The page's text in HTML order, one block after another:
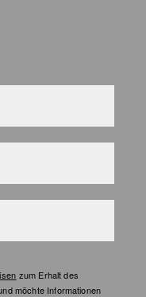
zum Erhalt des
möchte Informationen